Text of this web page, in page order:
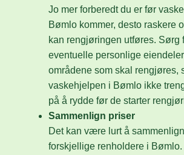
Jo mer forberedt du er før
Bømlo kommer, desto raskere
kan rengjøringen utføres. Sørg
eventuelle personlige
områdene som skal rengjøres,
vaskehjelpen i Bømlo ikke
på å rydde før de starter
Sammenlign priser
Det kan være lurt å
forskjellige renholdere i